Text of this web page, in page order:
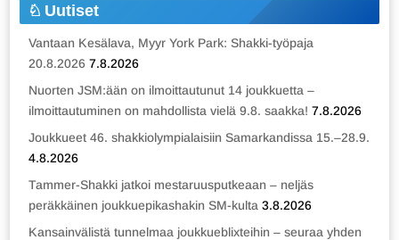
Uutiset
Vantaan Kesälava, Myyr York Park: Shakki-työpaja
20.8.2026 7.8.2026
Nuorten JSM:ään on ilmoittautunut 14 joukkuetta –
ilmoittautuminen on mahdollista vielä 9.8. saakka! 7.8.2026
Joukkueet 46. shakkiolympialaisiin Samarkandissa 15.–28.9.
4.8.2026
Tammer-Shakki jatkoi mestaruusputkeaan – neljäs
peräkkäinen joukkuepikashakin SM-kulta 3.8.2026
Kansainvälistä tunnelmaa joukkueblixteihin – seuraa yhden